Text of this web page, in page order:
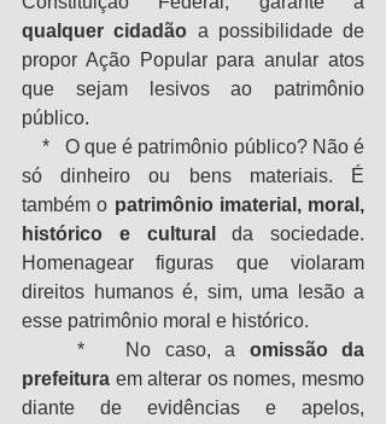
qualquer cidadão a possibilidade de
propor Ação Popular para anular atos
que sejam lesivos ao patrimônio
público.
*   O que é patrimônio público? Não é
só dinheiro ou bens materiais. É
também o patrimônio imaterial, moral,
histórico e cultural
da sociedade.
Homenagear figuras que violaram
direitos humanos é, sim, uma lesão a
esse patrimônio moral e histórico.
*   No caso, a omissão da
prefeitura em alterar os nomes, mesmo
diante de evidências e apelos,